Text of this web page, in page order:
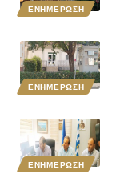
ΕΝΗΜΕΡΩΣΗ
ΕΝΗΜΕΡΩΣΗ
ΕΝΗΜΕΡΩΣΗ